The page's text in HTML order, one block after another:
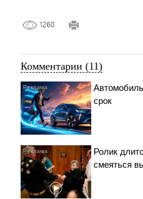
1260
Комментарии (11)
срок
Ролик
смеяться